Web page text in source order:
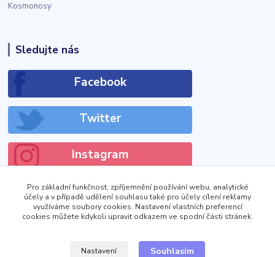
Kosmonosy
Sledujte nás
Facebook
Twitter
Instagram
Zobrazit výdejní místa
Pro základní funkčnost, zpříjemnění používání webu, analytické
účely a v případě udělení souhlasu také pro účely cílení reklamy
využíváme soubory cookies. Nastavení vlastních preferencí
cookies můžete kdykoli upravit odkazem ve spodní části stránek.
Nastavení Souhlasím